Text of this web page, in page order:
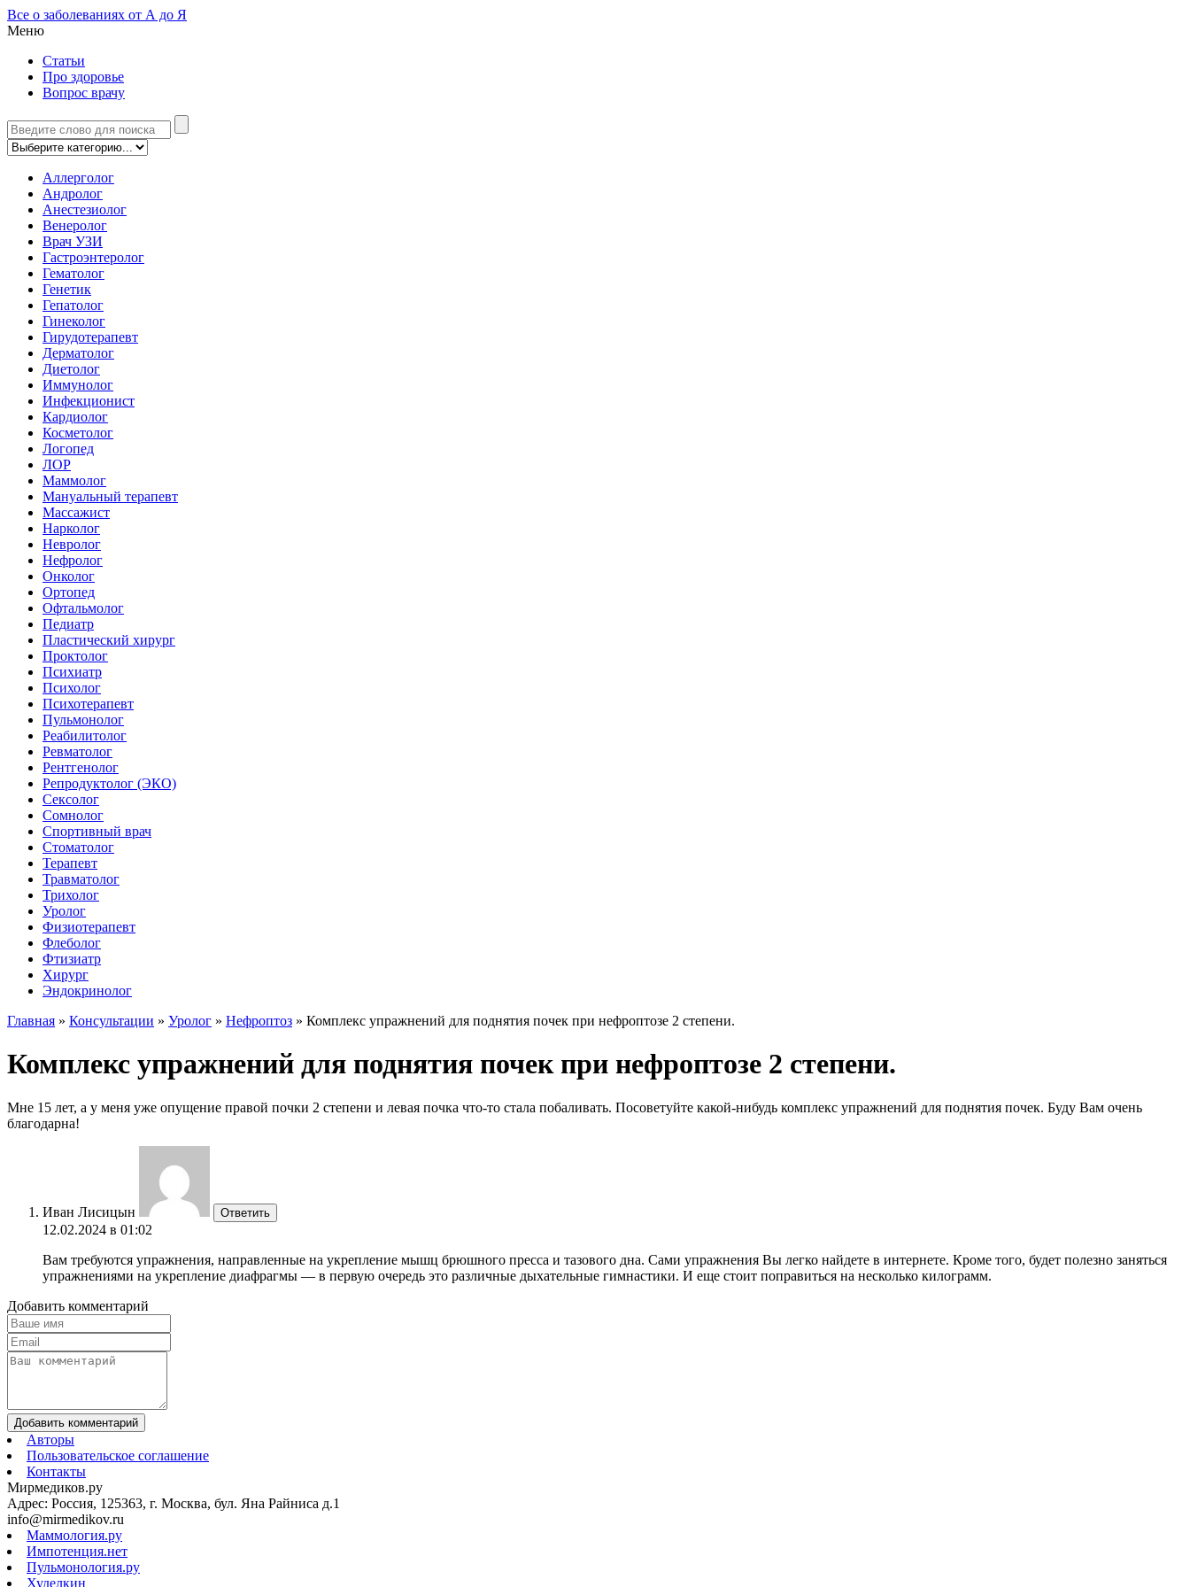
Все о заболеваниях от А до Я
Меню
Статьи
Про здоровье
Вопрос врачу
Аллерголог
Андролог
Анестезиолог
Венеролог
Врач УЗИ
Гастроэнтеролог
Гематолог
Генетик
Гепатолог
Гинеколог
Гирудотерапевт
Дерматолог
Диетолог
Иммунолог
Инфекционист
Кардиолог
Косметолог
Логопед
ЛОР
Маммолог
Мануальный терапевт
Массажист
Нарколог
Невролог
Нефролог
Онколог
Ортопед
Офтальмолог
Педиатр
Пластический хирург
Проктолог
Психиатр
Психолог
Психотерапевт
Пульмонолог
Реабилитолог
Ревматолог
Рентгенолог
Репродуктолог (ЭКО)
Сексолог
Сомнолог
Спортивный врач
Стоматолог
Терапевт
Травматолог
Трихолог
Уролог
Физиотерапевт
Флеболог
Фтизиатр
Хирург
Эндокринолог
Главная » Консультации » Уролог » Нефроптоз » Комплекс упражнений для поднятия почек при нефроптозе 2 степени.
Комплекс упражнений для поднятия почек при нефроптозе 2 степени.
Мне 15 лет, а у меня уже опущение правой почки 2 степени и левая почка что-то стала побаливать. Посоветуйте какой-нибудь комплекс упражнений для поднятия почек. Буду Вам очень
благодарна!
Иван Лисицын Ответить
12.02.2024 в 01:02
Вам требуются упражнения, направленные на укрепление мышц брюшного пресса и тазового дна. Сами упражнения Вы легко найдете в интернете. Кроме того, будет полезно заняться
упражнениями на укрепление диафрагмы — в первую очередь это различные дыхательные гимнастики. И еще стоит поправиться на несколько килограмм.
Добавить комментарий
Добавить комментарий
Авторы
Пользовательское соглашение
Контакты
Мирмедиков.ру
Адрес: Россия, 125363, г. Москва, бул. Яна Райниса д.1
info@mirmedikov.ru
Маммология.ру
Импотенция.нет
Пульмонология.ру
Худелкин